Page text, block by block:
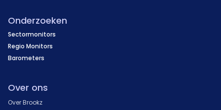
Onderzoeken
Sectormonitors
Regio Monitors
Barometers
Over ons
Over Brookz